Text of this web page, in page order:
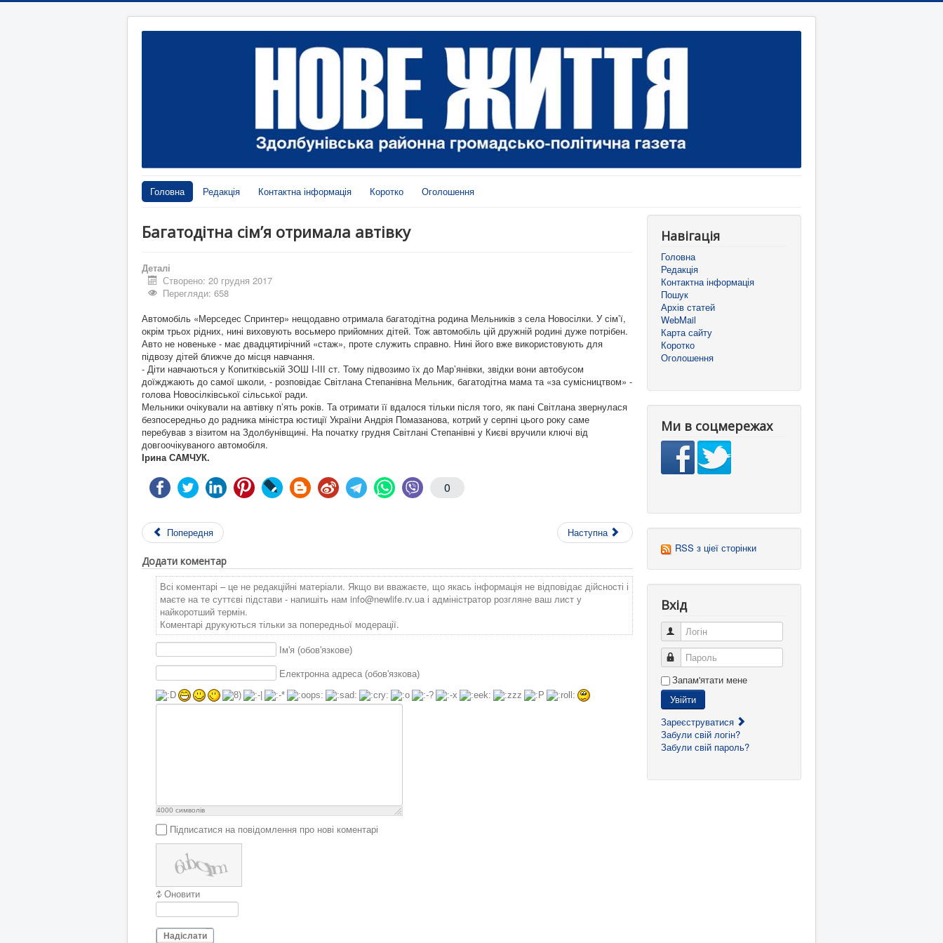
Головна Редакція Контактна інформація Коротко Оголошення
Багатодітна сім’я отримала автівку
Деталі
Створено: 20 грудня 2017
Перегляди: 658
Автомобіль «Мерседес Спринтер» нещодавно отримала багатодітна родина Мельників з села Новосілки. У сім’ї,
окрім трьох рідних, нині виховують восьмеро прийомних дітей. Тож автомобіль цій дружній родині дуже потрібен.
Авто не новеньке - має двадцятирічний «стаж», проте служить справно. Нині його вже використовують для
підвозу дітей ближче до місця навчання.
- Діти навчаються у Копитківській ЗОШ І-ІІІ ст. Тому підвозимо їх до Мар’янівки, звідки вони автобусом
доїжджають до самої школи, - розповідає Світлана Степанівна Мельник, багатодітна мама та «за сумісництвом» -
голова Новосілківської сільської ради.
Мельники очікували на автівку п’ять років. Та отримати її вдалося тільки після того, як пані Світлана звернулася
безпосередньо до радника міністра юстиції України Анд­рія Помазанова, котрий у серпні цього року саме
перебував з візитом на Здолбунівщині. На початку грудня Світлані Степанівні у Києві вручили ключі від
довгоочікуваного автомобіля.
Ірина САМЧУК.
0
Попередня Наступна
Додати коментар
Всі коментарі – це не редакційні матеріали. Якщо ви вважаєте, що якась інформація не відповідає дійсності і
маєте на те суттєві підстави - напишіть нам info@newlife.rv.ua і адміністратор розгляне ваш лист у
найкоротший термін.
Коментарі друкуються тільки за попередньої модерації.
Ім'я (обов'язкове)
Електронна адреса (обов'язкова)
4000 символів
Підписатися на повідомлення про нові коментарі
Оновити
Надіслати
Навігація
Головна
Редакція
Контактна інформація
Пошук
Архів статей
WebMail
Карта сайту
Коротко
Оголошення
Ми в соцмережах
RSS з ціеї сторінки
Вхід
Логін
Пароль
Запам'ятати мене
Увійти
Зареєструватися
Забули свій логін?
Забули свій пароль?